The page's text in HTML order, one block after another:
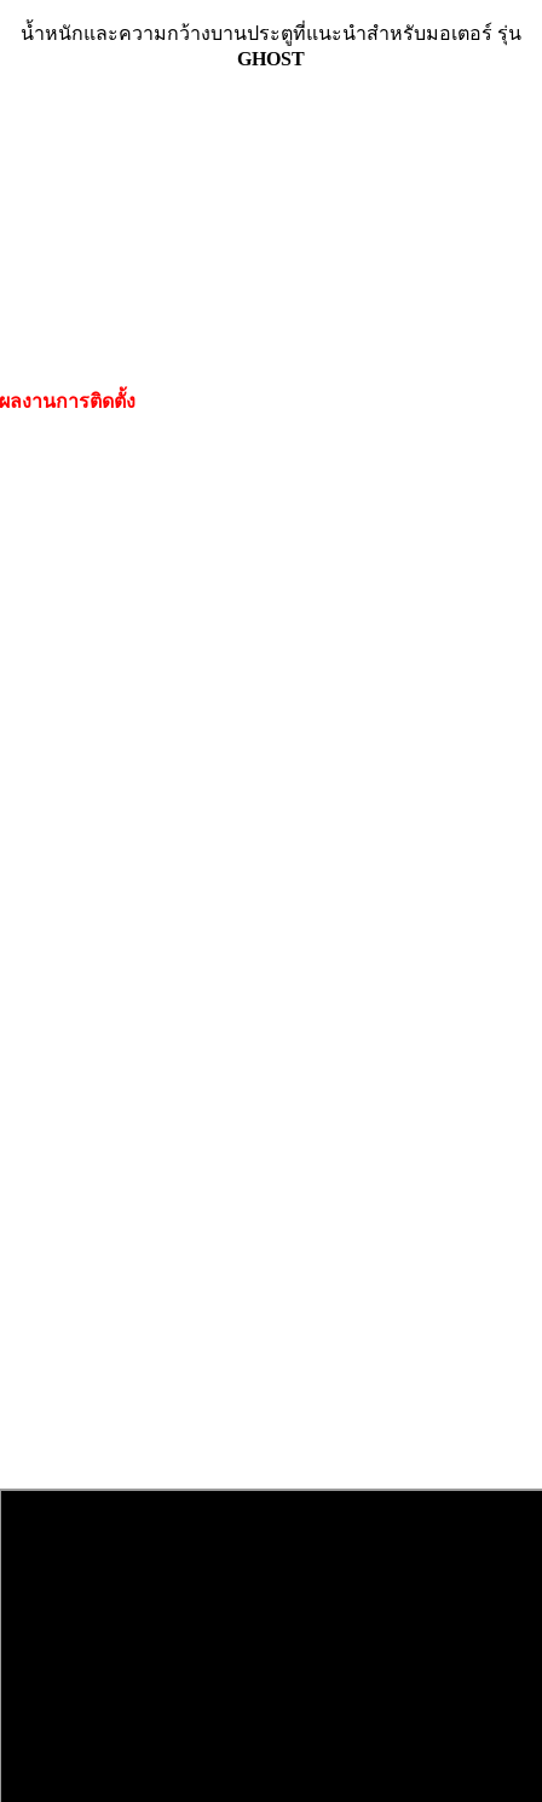
น้ำหนักและความกว้างบานประตูที่แนะนำสำหรับมอเตอร์ รุ่น
GHOST
ผลงานการติดตั้ง